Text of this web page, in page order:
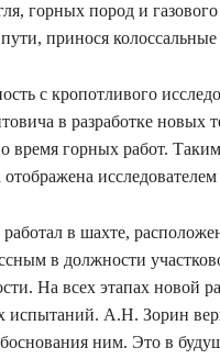
горных пород и
принося
с кропотливого
в разработке новых
время горных работ.
в шахте,
в должности
На всех этапах новой
испытаний. А.Н. Зорин
ним. Это в